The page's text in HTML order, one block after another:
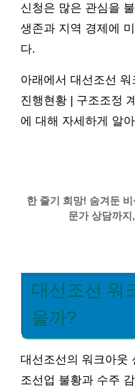
신청은 많은 관심을
생존과 지역 경제에
다.
아래에서 대선조선
진행현황 | 구조조정
에 대해 자세하게 알
한 줄기 희망! 숨겨둔
문가 상담까
대선조선 워
을까?
대선조선의 워크아웃
조선업 불황과 수주